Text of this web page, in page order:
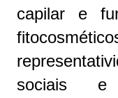
capilar e
sociais